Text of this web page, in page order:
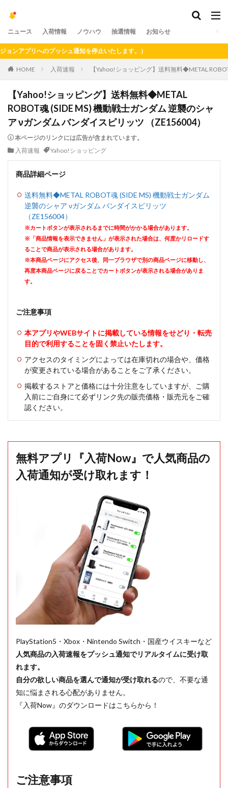
ニュース 入荷情報 ノウハウ 抽選情報 お知らせ
プリへのプッシュ通知を停止いたします。）
HOME 入荷速報 【Yahoo!ショッピング】送料無料◆METAL
【Yahoo!ショッピング】送料無料◆METAL
ROBOT魂 (SIDE MS) 機動戦士ガンダム 逆襲のシャ
ア νガンダム バンダイスピリッツ （ZE156004）
本ページのリンクには広告が含まれています。
入荷速報
Yahoo!ショッピング
商品詳細ページ
送料無料◆METAL ROBOT魂 (SIDE MS) 機動戦士ガンダム
逆襲のシャア νガンダム バンダイスピリッツ
（ZE156004）
※カートボタンが表示されるまでに時間がかかる場合があります。
※「商品情報を表示できません」が表示された場合は、何度かリロードす
ることで商品が表示される場合があります。
※本商品ページにアクセス後、同一ブラウザで別の商品ページに移動し、
再度本商品ページに戻ることでカートボタンが表示される場合がありま
す。
ご注意事項
本アプリやWEBサイトに掲載している情報をせどり・転売
目的で利用することを固く禁止いたします。
アクセスのタイミングによっては在庫切れの場合や、価格
が変更されている場合があることをご了承ください。
掲載するストアと価格には十分注意をしていますが、ご購
入前にご自身にて必ずリンク先の販売価格・販売元をご確
認ください。
無料アプリ『入荷Now』で人気商品の
入荷通知が受け取れます！
PlayStation5・Xbox・Nintendo Switch・国産ウイスキーなど
人気商品の入荷速報をプッシュ通知でリアルタイムに受け取
れます。
自分の欲しい商品を選んで通知が受け取れるので、不要な通
知に悩まされる心配がありません。
『入荷Now』のダウンロードはこちらから！
ご注意事項